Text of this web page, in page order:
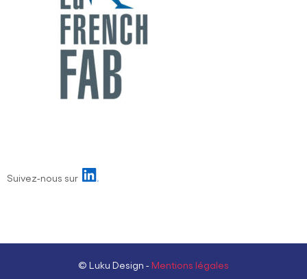
Suivez-nous sur
© Luku Design - Mentions légales